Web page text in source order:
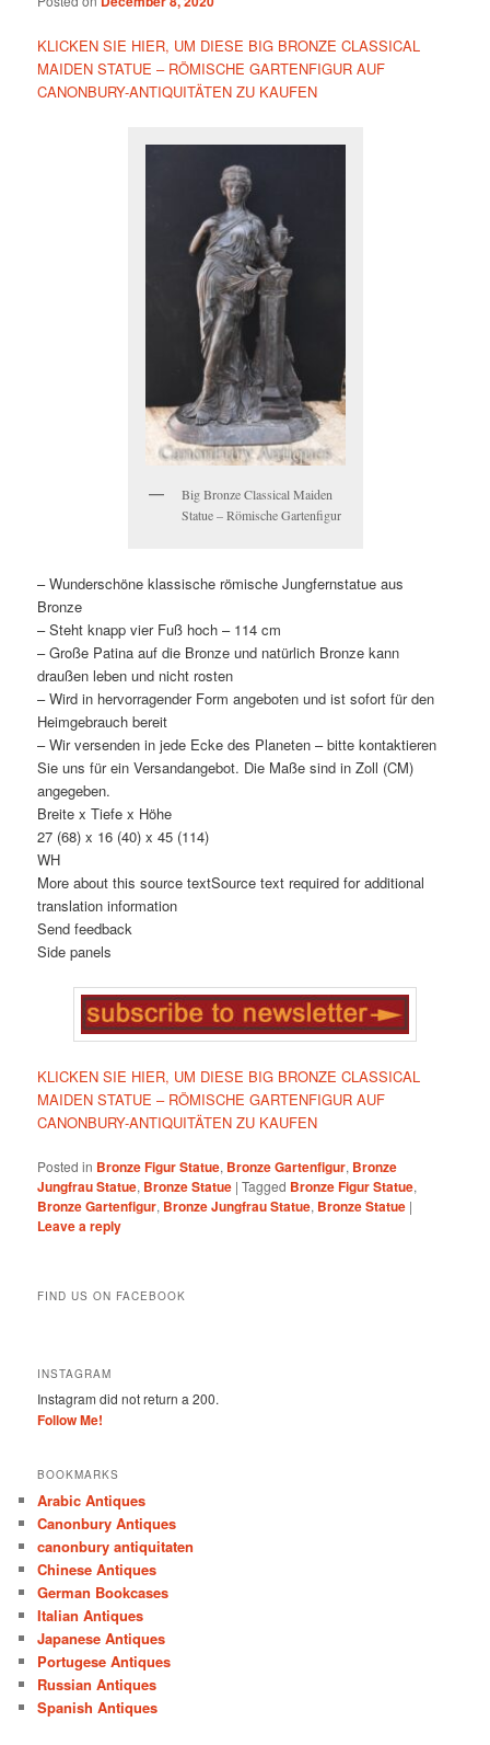
KLICKEN SIE HIER, UM DIESE BIG BRONZE CLASSICAL
MAIDEN STATUE – RÖMISCHE GARTENFIGUR AUF
CANONBURY-ANTIQUITÄTEN ZU KAUFEN
Big Bronze Classical Maiden
Statue – Römische Gartenfigur
– Wunderschöne klassische römische Jungfernstatue aus
Bronze
– Steht knapp vier Fuß hoch – 114 cm
– Große Patina auf die Bronze und natürlich Bronze kann
draußen leben und nicht rosten
– Wird in hervorragender Form angeboten und ist sofort für den
Heimgebrauch bereit
– Wir versenden in jede Ecke des Planeten – bitte kontaktieren
Sie uns für ein Versandangebot. Die Maße sind in Zoll (CM)
angegeben.
Breite x Tiefe x Höhe
27 (68) x 16 (40) x 45 (114)
WH
More about this source textSource text required for additional
translation information
Send feedback
Side panels
KLICKEN SIE HIER, UM DIESE BIG BRONZE CLASSICAL
MAIDEN STATUE – RÖMISCHE GARTENFIGUR AUF
CANONBURY-ANTIQUITÄTEN ZU KAUFEN
Posted in Bronze Figur Statue, Bronze Gartenfigur, Bronze
Jungfrau Statue, Bronze Statue |Tagged Bronze Figur Statue,
Bronze Gartenfigur, Bronze Jungfrau Statue, Bronze Statue |
Leave a reply
FIND US ON FACEBOOK
INSTAGRAM
Instagram did not return a 200.
Follow Me!
BOOKMARKS
Arabic Antiques
Canonbury Antiques
canonbury antiquitaten
Chinese Antiques
German Bookcases
Italian Antiques
Japanese Antiques
Portugese Antiques
Russian Antiques
Spanish Antiques